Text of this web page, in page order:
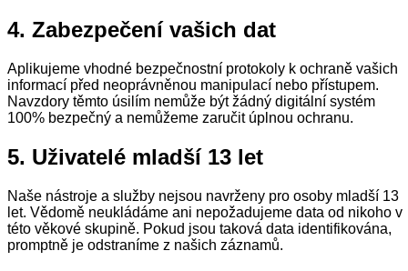
4. Zabezpečení vašich dat
Aplikujeme vhodné bezpečnostní protokoly k ochraně vašich
informací před neoprávněnou manipulací nebo přístupem.
Navzdory těmto úsilím nemůže být žádný digitální systém
100% bezpečný a nemůžeme zaručit úplnou ochranu.
5. Uživatelé mladší 13 let
Naše nástroje a služby nejsou navrženy pro osoby mladší 13
let. Vědomě neukládáme ani nepožadujeme data od nikoho v
této věkové skupině. Pokud jsou taková data identifikována,
promptně je odstraníme z našich záznamů.